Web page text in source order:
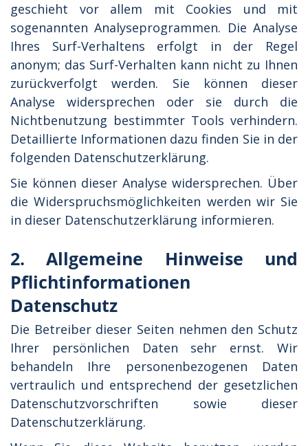
geschieht vor allem mit Cookies und mit
sogenannten Analyseprogrammen. Die Analyse
Ihres Surf-Verhaltens erfolgt in der Regel
anonym; das Surf-Verhalten kann nicht zu Ihnen
zurückverfolgt werden. Sie können dieser
Analyse widersprechen oder sie durch die
Nichtbenutzung bestimmter Tools verhindern.
Detaillierte Informationen dazu finden Sie in der
folgenden Datenschutzerklärung.
Sie können dieser Analyse widersprechen. Über
die Widerspruchsmöglichkeiten werden wir Sie
in dieser Datenschutzerklärung informieren.
2. Allgemeine Hinweise und
Pflichtinformationen
Datenschutz
Die Betreiber dieser Seiten nehmen den Schutz
Ihrer persönlichen Daten sehr ernst. Wir
behandeln Ihre personenbezogenen Daten
vertraulich und entsprechend der gesetzlichen
Datenschutzvorschriften sowie dieser
Datenschutzerklärung.